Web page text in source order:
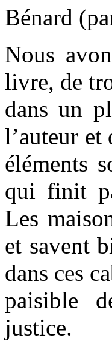
Nous
livre, de
dans un
l’auteur et
éléments
qui finit
Les
et savent
dans ces
paisible
justice.